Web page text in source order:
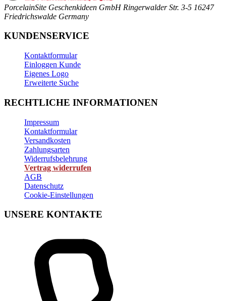
PorcelainSite Geschenkideen GmbH Ringerwalder Str. 3-5 16247
Friedrichswalde Germany
KUNDENSERVICE
Kontaktformular
Einloggen Kunde
Eigenes Logo
Erweiterte Suche
RECHTLICHE INFORMATIONEN
Impressum
Kontaktformular
Versandkosten
Zahlungsarten
Widerrufsbelehrung
Vertrag widerrufen
AGB
Datenschutz
Cookie-Einstellungen
UNSERE KONTAKTE